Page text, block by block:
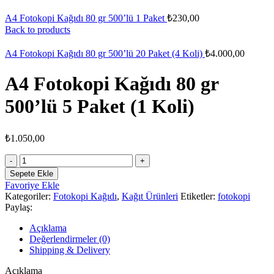
A4 Fotokopi Kağıdı 80 gr 500’lü 1 Paket ₺230,00
Back to products
A4 Fotokopi Kağıdı 80 gr 500’lü 20 Paket (4 Koli) ₺4.000,00
A4 Fotokopi Kağıdı 80 gr
500’lü 5 Paket (1 Koli)
₺1.050,00
A4
Fotokopi
Kağıdı
80
gr
500’lü
5
Paket
(1
Koli)
adet
Sepete Ekle
Favoriye Ekle
Kategoriler: Fotokopi Kağıdı, Kağıt Ürünleri Etiketler: fotokopi
Paylaş:
Açıklama
Değerlendirmeler (0)
Shipping & Delivery
Açıklama